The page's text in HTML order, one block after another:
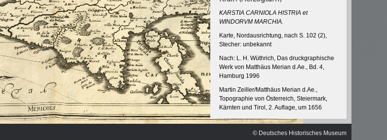
WERT DER
KARSTIA CARNIOLA HISTRIA et
WINDORVM MARCHIA.
Karte, Nordausrichtung, nach S. 102 (2),
Stecher: unbekannt
Nach: L. H. Wüthrich, Das druckgraphische
Werk von Matthäus Merian d.Ae., Bd. 4,
Hamburg 1996
Martin Zeiller/Matthäus Merian d.Ae.,
Topographie von Österreich, Steiermark,
Kärnten und Tirol, 2. Auflage, um 1656
InventarNr: RA 52/5038 -14<2>
© Deutsches Historisches Museum
© Deutsches Historisches Museum